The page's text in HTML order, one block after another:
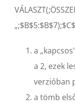
a
a 2, ezek
verzióban
a tömb